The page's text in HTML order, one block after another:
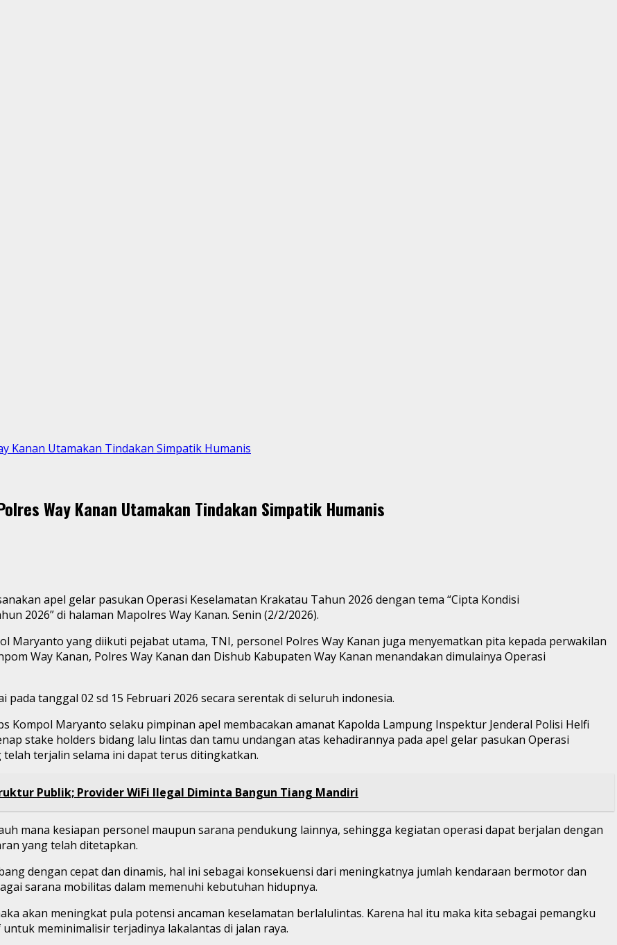
Kanan Utamakan Tindakan Simpatik Humanis
Way Kanan Utamakan Tindakan Simpatik Humanis
apel gelar pasukan Operasi Keselamatan Krakatau Tahun 2026 dengan tema “Cipta Kondisi
2026” di halaman Mapolres Way Kanan. Senin (2/2/2026).
Maryanto yang diikuti pejabat utama, TNI, personel Polres Way Kanan juga menyematkan pita kepada perwakilan
Way Kanan, Polres Way Kanan dan Dishub Kabupaten Way Kanan menandakan dimulainya Operasi
tanggal 02 sd 15 Februari 2026 secara serentak di seluruh indonesia.
Kompol Maryanto selaku pimpinan apel membacakan amanat Kapolda Lampung Inspektur Jenderal Polisi Helfi
stake holders bidang lalu lintas dan tamu undangan atas kehadirannya pada apel gelar pasukan Operasi
terjalin selama ini dapat terus ditingkatkan.
Publik; Provider WiFi Ilegal Diminta Bangun Tiang Mandiri
mana kesiapan personel maupun sarana pendukung lainnya, sehingga kegiatan operasi dapat berjalan dengan
yang telah ditetapkan.
dengan cepat dan dinamis, hal ini sebagai konsekuensi dari meningkatnya jumlah kendaraan bermotor dan
sarana mobilitas dalam memenuhi kebutuhan hidupnya.
akan meningkat pula potensi ancaman keselamatan berlalulintas. Karena hal itu maka kita sebagai pemangku
meminimalisir terjadinya lakalantas di jalan raya.